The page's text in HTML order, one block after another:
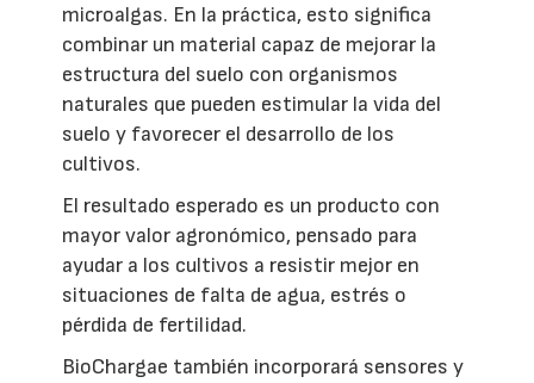
microalgas. En la práctica, esto significa
combinar un material capaz de mejorar la
estructura del suelo con organismos
naturales que pueden estimular la vida del
suelo y favorecer el desarrollo de los
cultivos.
El resultado esperado es un producto con
mayor valor agronómico, pensado para
ayudar a los cultivos a resistir mejor en
situaciones de falta de agua, estrés o
pérdida de fertilidad.
BioChargae también incorporará sensores y